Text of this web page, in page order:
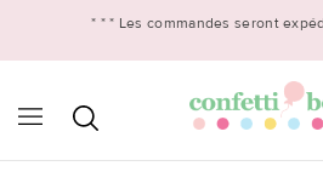
* * * Les commandes seront